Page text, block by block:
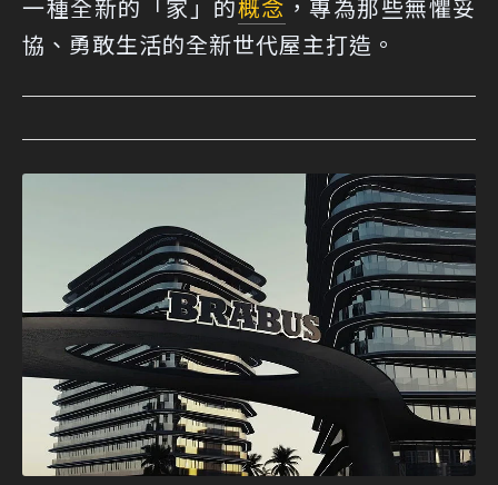
一種全新的「家」的概念 ，專為那些無懼妥
協、勇敢生活的全新世代屋主打造。